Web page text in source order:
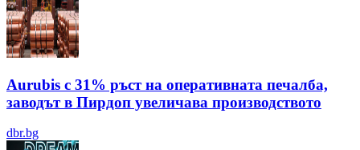
Aurubis с 31% ръст на оперативната печалба,
заводът в Пирдоп увеличава производството
dbr.bg